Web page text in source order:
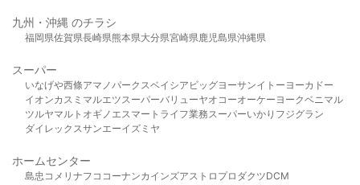
九州・沖縄 のチラシ
福岡県佐賀県長崎県熊本県大分県宮崎県鹿児島県沖縄県
スーパー
いなげや西條アマノパークスベイシア ビッグヨーサンイトーヨーカドー
イオンカスミ マルエツスーパーバリューヤオコーオーケー ヨークベニマル
ツルヤマルト オギノ エスマート ライフ業務スーパーいかり フジグラン
ダイレックスサンエーイズミヤ
ホームセンター
島忠 コメリ ナフコ コーナンカインズアストロプロダクツDCM